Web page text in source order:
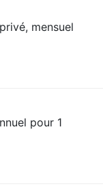
mensuel
pour 1